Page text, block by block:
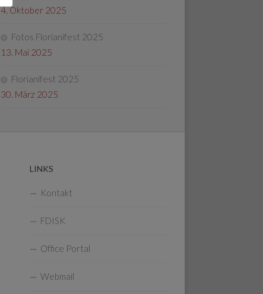
4. Oktober 2025
Fotos Florianifest 2025
13. Mai 2025
Florianifest 2025
30. März 2025
LINKS
Kontakt
FDISK
Office Portal
Webmail